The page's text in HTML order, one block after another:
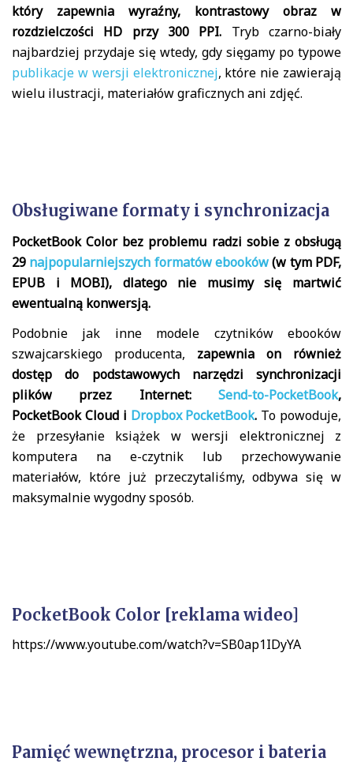
który zapewnia wyraźny, kontrastowy obraz w
rozdzielczości HD przy 300 PPI. Tryb czarno-biały
najbardziej przydaje się wtedy, gdy sięgamy po typowe
publikacje w wersji elektronicznej, które nie zawierają
wielu ilustracji, materiałów graficznych ani zdjęć.
Obsługiwane formaty i synchronizacja
PocketBook Color bez problemu radzi sobie z obsługą
29 najpopularniejszych formatów ebooków(w tym PDF,
EPUB i MOBI), dlatego nie musimy się martwić
ewentualną konwersją.
Podobnie jak inne modele czytników ebooków
szwajcarskiego producenta, zapewnia on również
dostęp do podstawowych narzędzi synchronizacji
plików przez Internet: Send-to-PocketBook,
PocketBook Cloud i Dropbox PocketBook. To powoduje,
że przesyłanie książek w wersji elektronicznej z
komputera na e-czytnik lub przechowywanie
materiałów, które już przeczytaliśmy, odbywa się w
maksymalnie wygodny sposób.
PocketBook Color [reklama wideo]
https://www.youtube.com/watch?v=SB0ap1IDyYA
Pamięć wewnętrzna, procesor i bateria